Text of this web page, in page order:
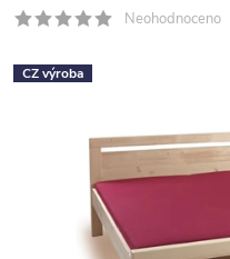
Neohodnoceno
CZ výroba